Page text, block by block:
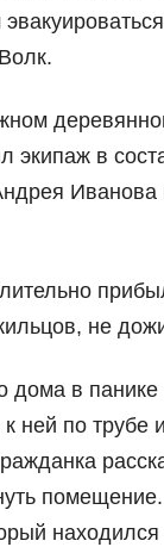
в
не
в панике
ней по
находился